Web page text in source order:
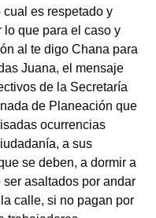
cual es respetado y
lo que para el caso y
al te digo Chana para
Juana, el mensaje
de la Secretaría
de Planeación que
ocurrencias
a sus
se deben, a dormir a
ser asaltados por andar
calle, si no pagan por